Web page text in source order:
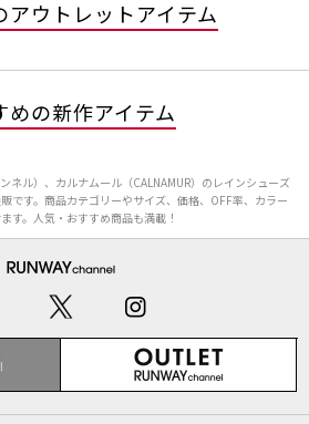
アウトレットアイテム
めの新作アイテム
ネル）、カルナムール（CALNAMUR）のレインシューズ
です。商品カテゴリーやサイズ、価格、OFF率、カラー
す。人気・おすすめ商品も満載！